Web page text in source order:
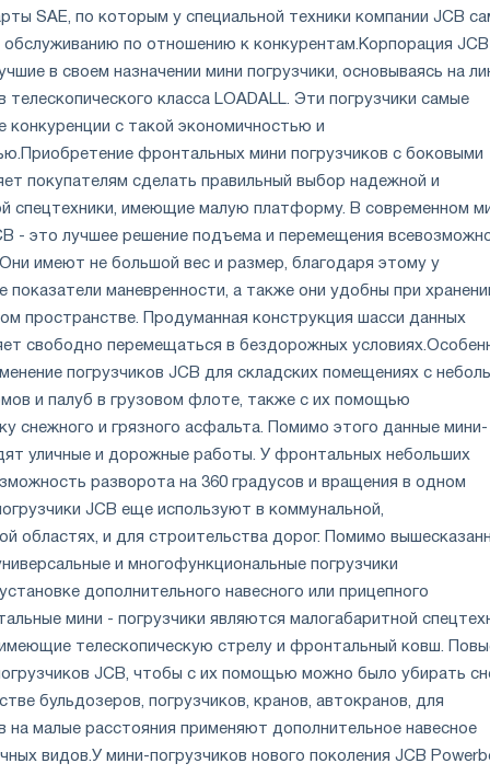
SAE, по которым у специальной техники компании JCB
обслуживанию по отношению к конкурентам. Корпорация JCB
в своем назначении мини погрузчики, основываясь на
телескопического класса LOADALL. Эти погрузчики самые
конкуренции с такой экономичностью и
Приобретение фронтальных мини погрузчиков с боковыми
покупателям сделать правильный выбор надежной и
спецтехники, имеющие малую платформу. В современном
- это лучшее решение подъема и перемещения
имеют не большой вес и размер, благодаря этому у
показатели маневренности, а также они удобны при
пространстве. Продуманная конструкция шасси данных
свободно перемещаться в бездорожных условиях.
погрузчиков JCB для складских помещениях с
и палуб в грузовом флоте, также с их помощью
снежного и грязного асфальта. Помимо этого данные мини-
уличные и дорожные работы. У фронтальных небольших
разворота на 360 градусов и вращения в одном
JCB еще используют в коммунальной,
областях, и для строительства дорог. Помимо
и многофункциональные погрузчики
дополнительного навесного или прицепного
мини - погрузчики являются малогабаритной
телескопическую стрелу и фронтальный ковш.
JCB, чтобы с их помощью можно было убирать
бульдозеров, погрузчиков, кранов, автокранов, для
на малые расстояния применяют дополнительное навесное
видов.У мини-погрузчиков нового поколения JCB